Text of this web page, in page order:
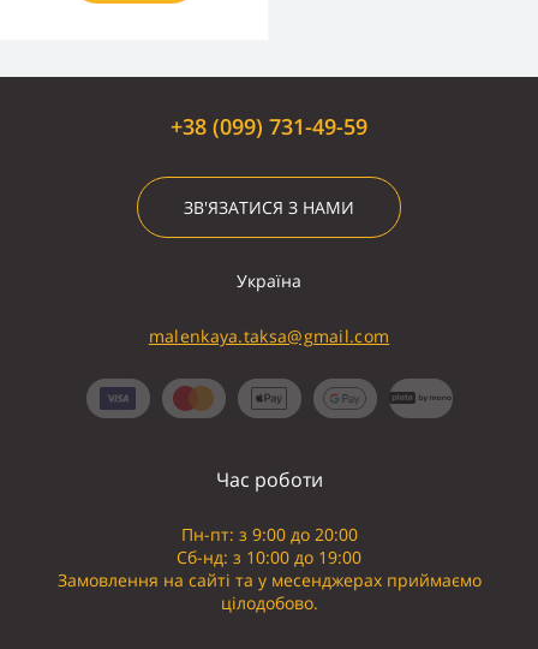
+38 (099) 731-49-59
ЗВ'ЯЗАТИСЯ З НАМИ
Україна
malenkaya.taksa@gmail.com
Час роботи
Пн-пт: з 9:00 до 20:00
Сб-нд: з 10:00 до 19:00
Замовлення на сайті та у месенджерах приймаємо
цілодобово.